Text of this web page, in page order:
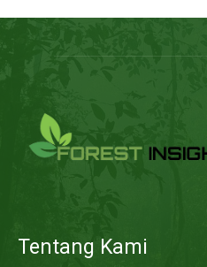
Tentang Kami